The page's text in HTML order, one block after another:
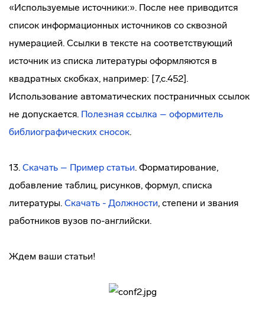
«Используемые источники:». После нее приводится
список информационных источников со сквозной
нумерацией. Ссылки в тексте на соответствующий
источник из списка литературы оформляются в
квадратных скобках, например: [7,с.452].
Использование автоматических постраничных ссылок
не допускается. Полезная ссылка – оформитель
библиографических сносок.
13. Скачать – Пример статьи. Форматирование,
добавление таблиц, рисунков, формул, списка
литературы. Скачать - Должности, степени и звания
работников вузов по-английски.
Ждем ваши статьи!